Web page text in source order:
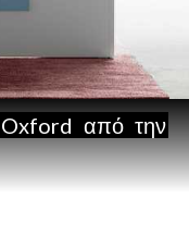
Oxford από την